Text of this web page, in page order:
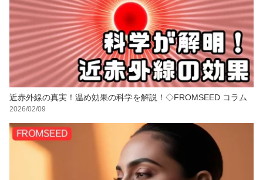
近赤外線の真実！温め効果の科学を解説！◇FROMSEED コラム
2026/02/09